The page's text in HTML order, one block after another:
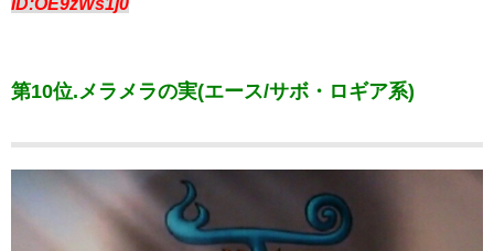
ID:OE9zWs1j0
第10位.メラメラの実(エース/サボ・ロギア系)